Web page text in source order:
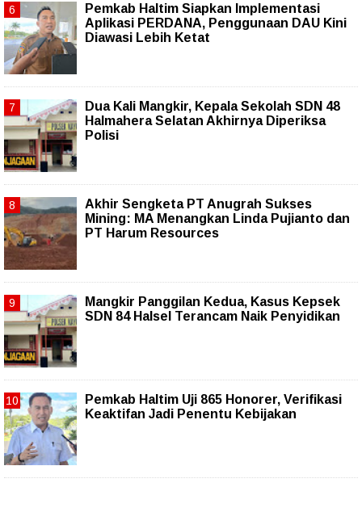
Pemkab Haltim Siapkan Implementasi
Aplikasi PERDANA, Penggunaan DAU Kini
Diawasi Lebih Ketat
Dua Kali Mangkir, Kepala Sekolah SDN 48
Halmahera Selatan Akhirnya Diperiksa
Polisi
Akhir Sengketa PT Anugrah Sukses
Mining: MA Menangkan Linda Pujianto dan
PT Harum Resources
Mangkir Panggilan Kedua, Kasus Kepsek
SDN 84 Halsel Terancam Naik Penyidikan
Pemkab Haltim Uji 865 Honorer, Verifikasi
Keaktifan Jadi Penentu Kebijakan